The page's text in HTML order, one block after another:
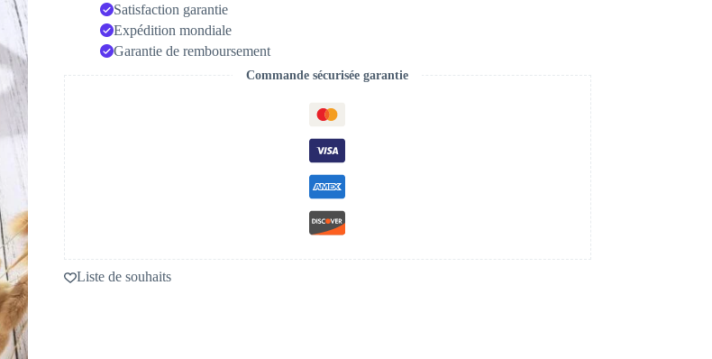
Satisfaction garantie
Expédition mondiale
Garantie de remboursement
Commande sécurisée garantie
Liste de souhaits